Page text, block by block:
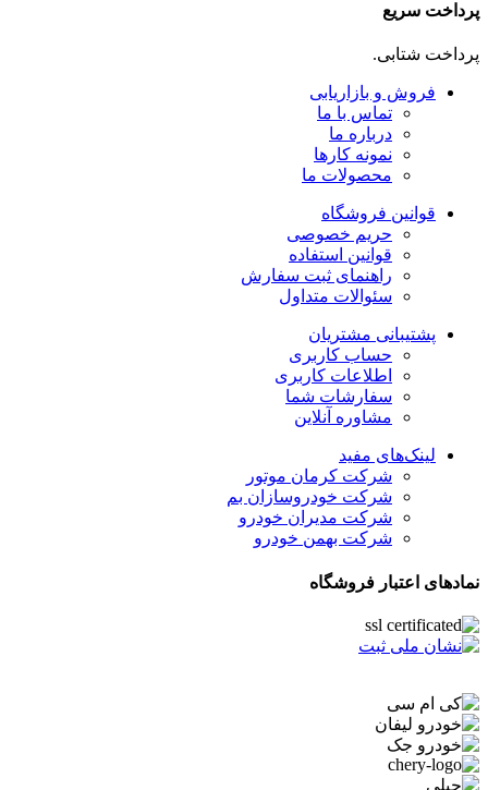
پرداخت سریع
پرداخت شتابی.
فروش و بازاریابی
تماس با ما
درباره ما
نمونه کارها
محصولات ما
قوانین فروشگاه
حریم خصوصی
قوانین استفاده
راهنمای ثبت سفارش
سئوالات متداول
پشتیبانی مشتریان
حساب کاربری
اطلاعات کاربری
سفارشات شما
مشاوره آنلاین
لینک‌های مفید
شرکت کرمان موتور
شرکت خودروسازان بم
شرکت مدیران خودرو
شرکت بهمن خودرو
نمادهای اعتبار فروشگاه